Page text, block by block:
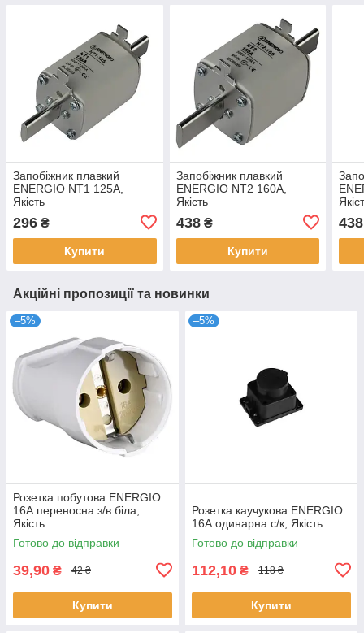
Запобіжник плавкий
ENERGIO NT1 125А,
Якість
296 ₴
Купити
Запобіжник плавкий
ENERGIO NT2 160А,
Якість
438₴
Купити
438
Акційні пропозиції та новинки
–5%
Розетка побутова ENERGIO
16А переносна з/в біла,
Якість
Готово до відправки
39,90 ₴ 42 ₴
Купити
–5%
Розетка каучукова ENERGIO
16А одинарна с/к, Якість
Готово до відправки
112,10 ₴ 118 ₴
Купити